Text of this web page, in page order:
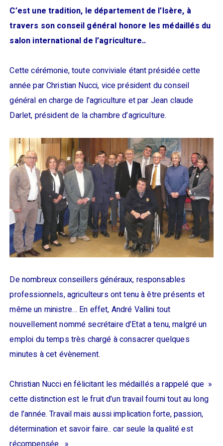
C’est une tradition, le département de l’Isère, à
travers son conseil général honore les médaillés du
salon international de l’agriculture..
Cette cérémonie, toute conviviale étant présidée cette
année par Christian Nucci, vice président du conseil
général en charge de l’agriculture et par Jean claude
Darlet, président de la chambre d’agriculture.
De nombreux conseillers généraux, responsables
professionnels, agriculteurs ont tenu à être présents et
même un ministre… En effet, André Vallini tout
nouvellement nommé secrétaire d’Etat a tenu, malgré un
emploi du temps très chargé à consacrer quelques
minutes à cet évènement.
Christian Nucci en félicitant les médaillés a rappelé que »
cette distinction est le fruit d’un travail fourni tout au long
de l’année. Travail mais aussi implication forte, passion,
détermination et savoir faire.. car seule la qualité est